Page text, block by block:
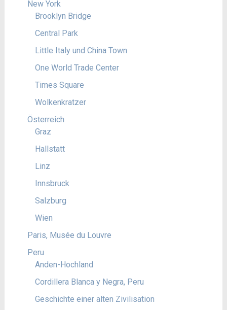
New York
Brooklyn Bridge
Central Park
Little Italy und China Town
One World Trade Center
Times Square
Wolkenkratzer
Österreich
Graz
Hallstatt
Linz
Innsbruck
Salzburg
Wien
Paris, Musée du Louvre
Peru
Anden-Hochland
Cordillera Blanca y Negra, Peru
Geschichte einer alten Zivilisation